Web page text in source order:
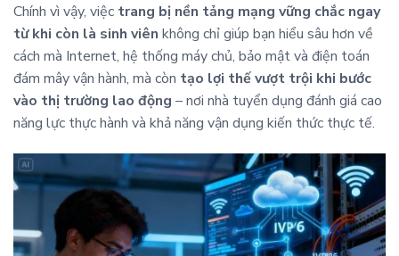
Chính vì vậy, việc trang bị nền tảng mạng vững chắc ngay
từ khi còn là sinh viên không chỉ giúp bạn hiểu sâu hơn về
cách mà Internet, hệ thống máy chủ, bảo mật và điện toán
đám mây vận hành, mà còn tạo lợi thế vượt trội khi bước
vào thị trường lao động – nơi nhà tuyển dụng đánh giá cao
năng lực thực hành và khả năng vận dụng kiến thức thực tế.